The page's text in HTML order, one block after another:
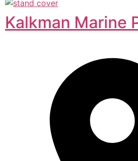
Kalkman Marine